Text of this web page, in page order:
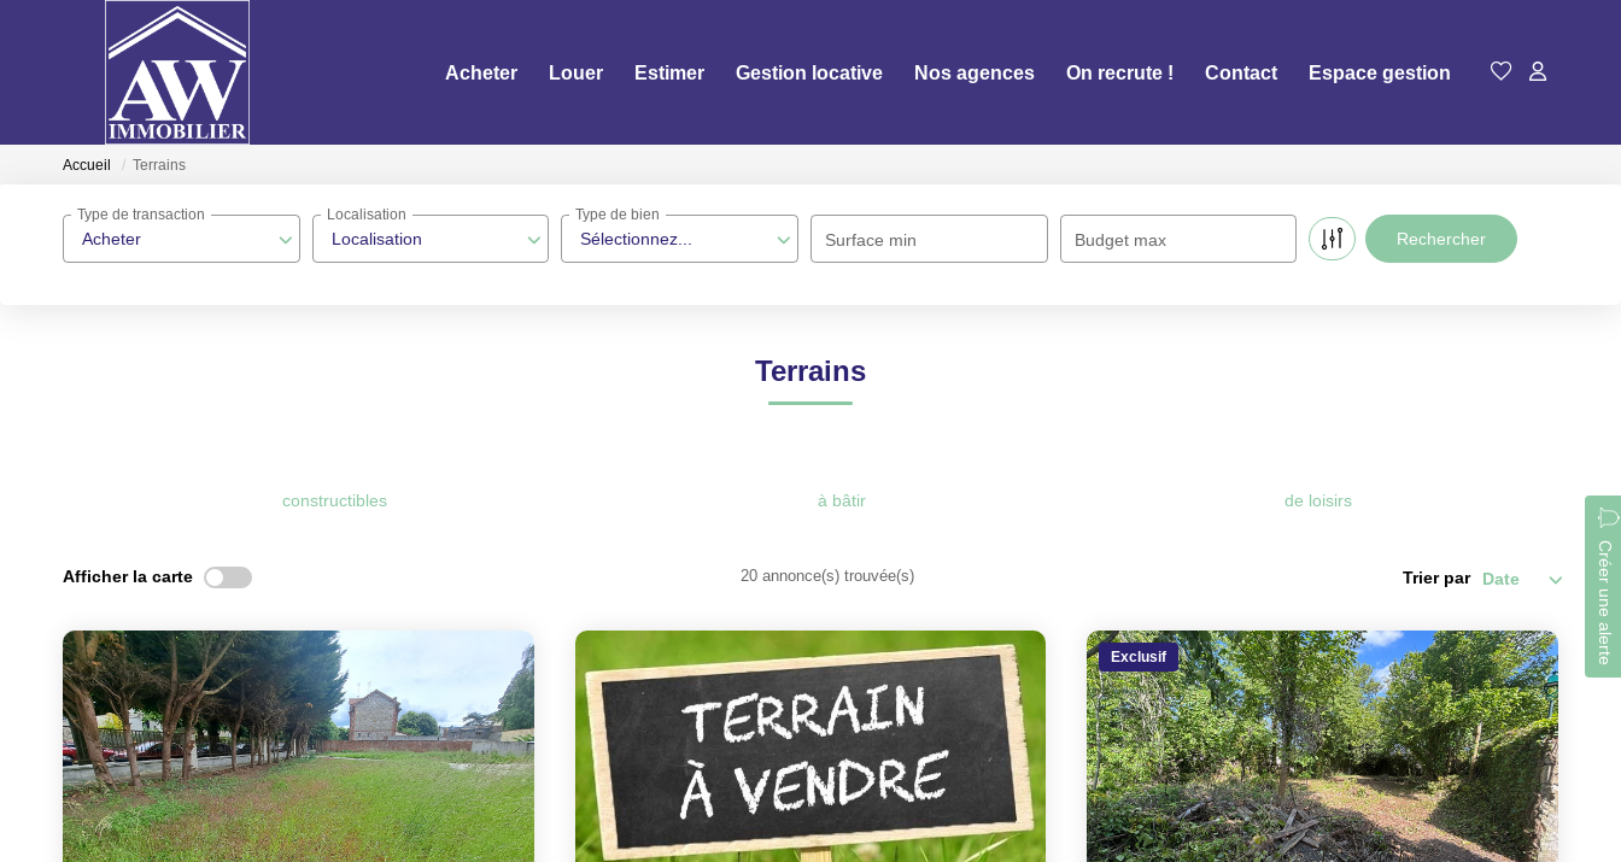
Acheter Louer Estimer Gestion locative Nos agences On recrute ! Contact Espace gestion
Accueil Terrains
Acheter
Type de transaction
Localisation
Localisation
Sélectionnez...
Type de bien
Surface min Budget max
Terrains
constructibles à bâtir de loisirs
Créer une alerte
Afficher la carte 20 annonce(s) trouvée(s) Trier par
Exclusif